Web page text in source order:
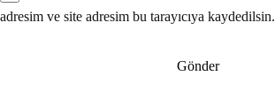
adresim ve site adresim bu tarayıcıya kaydedilsin.